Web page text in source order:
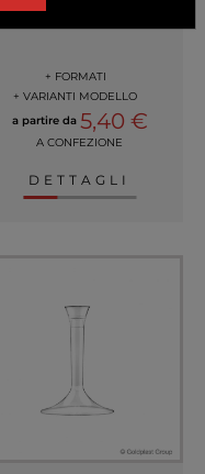
kraft avana con int...
+ FORMATI
+ VARIANTI MODELLO
a partire da 5,40 €
A CONFEZIONE
DETTAGLI